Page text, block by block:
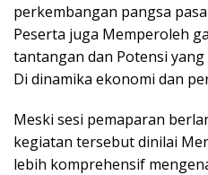
perkembangan pangsa
Peserta juga Memperoleh
tantangan dan Potensi
Di dinamika ekonomi dan
Meski sesi pemaparan
kegiatan tersebut dinilai
lebih komprehensif